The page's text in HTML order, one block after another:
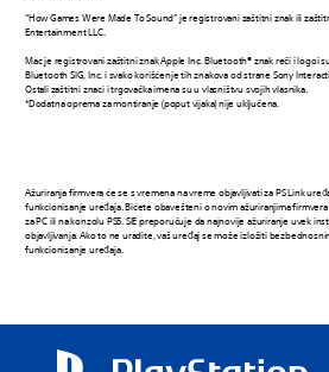
“How Games Were Made To Sound” je registrovani zaštitni znak ili
Entertainment LLC.
Mac je registrovani zaštitni znak Apple Inc. Bluetooth® znak reči i logoi
Bluetooth SIG, Inc. i svako korišćenje tih znakova od strane Sony
Ostali zaštitni znaci i trgovačka imena su u vlasništvu svojih vlasnika.
*Dodatna oprema za montiranje (poput vijaka) nije uključena.
Ažuriranja firmvera će se s vremena na vreme objavljivati za PS Link
funkcionisanje uređaja. Bićete obavešteni o novim ažuriranjima
za PC ili na konzolu PS5. SIE preporučuje da najnovije ažuriranje uvek
objavljivanja. Ako to ne uradite, vaš uređaj se može izložiti
funkcionisanje uređaja.